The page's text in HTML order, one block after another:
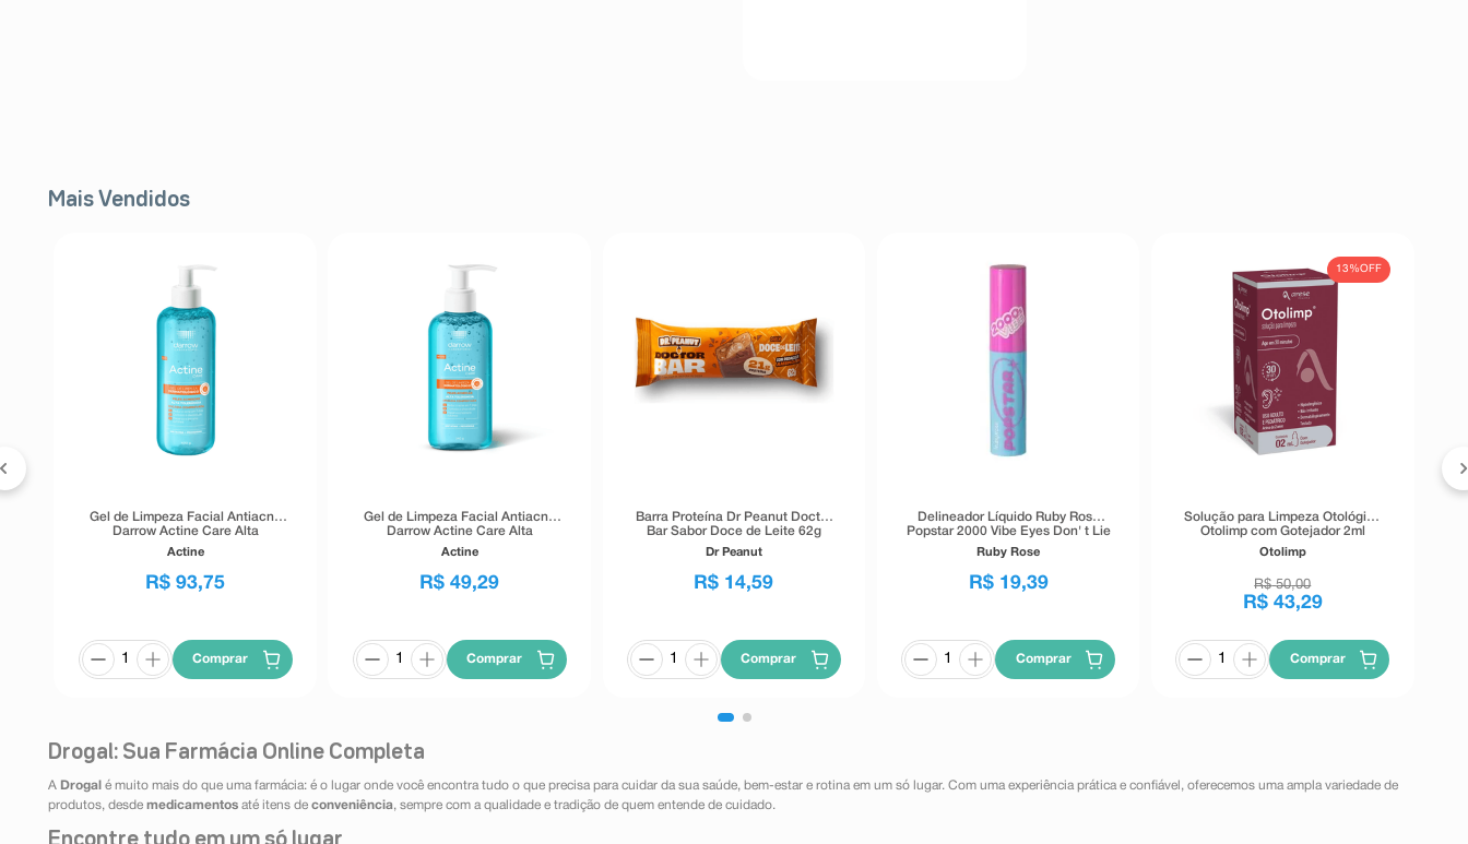
Mais Vendidos
Gel de Limpeza Facial Antiacne
Darrow Actine Care Alta
Tolerância 400g
Actine
R$ 93,75
Comprar
Gel de Limpeza Facial Antiacne
Darrow Actine Care Alta
Tolerância 140g
Actine
R$ 49,29
Comprar
Barra Proteína Dr Peanut Doctor
Bar Sabor Doce de Leite 62g
Dr Peanut
R$ 14,59
Comprar
Delineador Líquido Ruby Rose
Popstar 2000 Vibe Eyes Don' t Lie
Preto 5,5g
Ruby Rose
R$ 19,39
Comprar
13%OFF
Solução para Limpeza Otológica
Otolimp com Gotejador 2ml
Otolimp
R$ 50,00
R$ 43,29
Comprar
Drogal: Sua Farmácia Online Completa
A Drogal é muito mais do que uma farmácia: é o lugar onde você encontra tudo o que precisa para cuidar da sua saúde, bem-estar e rotina em um só lugar. Com uma experiência prática e confiável, oferecemos uma ampla variedade de
produtos, desde medicamentos até itens de conveniência, sempre com a qualidade e tradição de quem entende de cuidado.
Encontre tudo em um só lugar